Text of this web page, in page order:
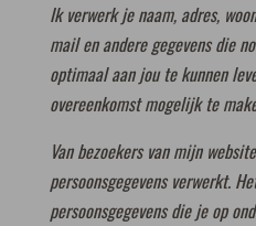
Ik verwerk je naam, adres,
mail en andere gegevens die
optimaal aan jou te kunnen
overeenkomst mogelijk te
Van bezoekers van mijn
persoonsgegevens verwerkt.
persoonsgegevens die je op